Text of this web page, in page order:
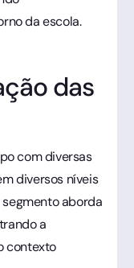
da escola.
das
com diversas
diversos níveis
aborda
a
contexto